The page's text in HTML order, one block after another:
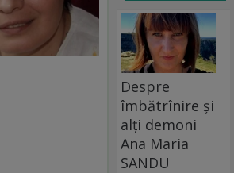
Despre
îmbătrînire și
alți demoni
Ana Maria
SANDU